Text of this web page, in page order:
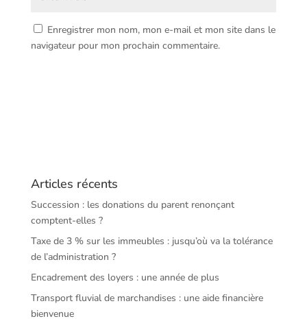
Enregistrer mon nom, mon e-mail et mon site dans le
navigateur pour mon prochain commentaire.
Articles récents
Succession : les donations du parent renonçant
comptent-elles ?
Taxe de 3 % sur les immeubles : jusqu’où va la tolérance
de l’administration ?
Encadrement des loyers : une année de plus
Transport fluvial de marchandises : une aide financière
bienvenue